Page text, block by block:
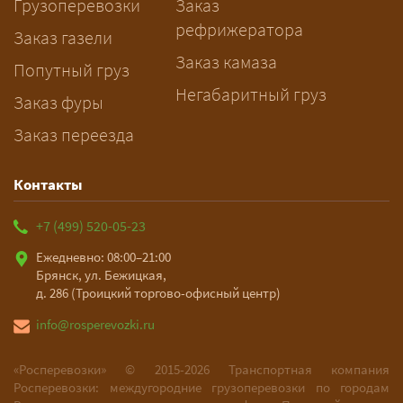
рассчитает маршрут и запустит
подготовку документов.
Грузоперевозки
Заказ газели
Попутный груз
Заказ фуры
Заказ переезда
Заказ
рефрижератора
Заказ камаза
Негабаритный груз
Контакты
+7 (499) 520-05-23
Ежедневно: 08:00–21:00
Брянск, ул. Бежицкая,
д. 286 (Троицкий торгово-офисный центр)
info@rosperevozki.ru
«Росперевозки» © 2015-2026
Транспортная компания
Росперевозки: междугородние грузоперевозки по городам